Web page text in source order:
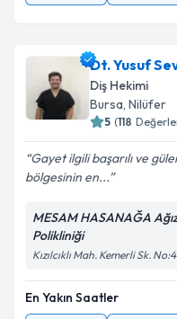
Dt. Yusuf
Diş Hekimi
Bursa, Nilüfer
5 (118
Gayet ilgili başarılı ve
bölgesinin en...
MESAM HASANAĞA Ağız
Polikliniği
Kızılcıklı Mah. Kemerli Sk.
En Yakın Saatler